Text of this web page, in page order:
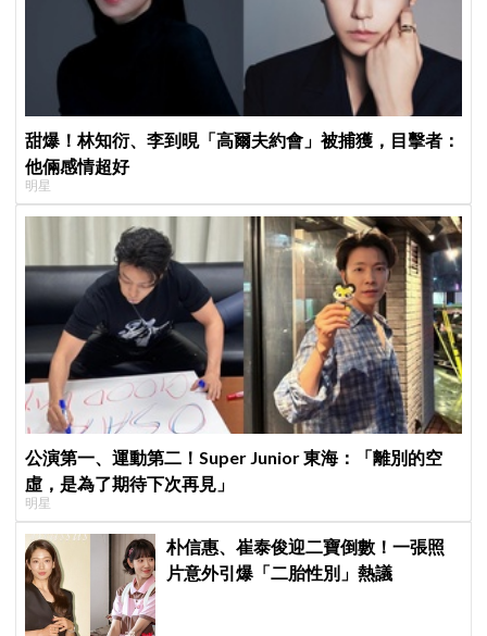
甜爆！林知衍、李到晛「高爾夫約會」被捕獲，目擊者：
他倆感情超好
明星
公演第一、運動第二！Super Junior 東海：「離別的空
虛，是為了期待下次再見」
明星
朴信惠、崔泰俊迎二寶倒數！一張照
片意外引爆「二胎性別」熱議